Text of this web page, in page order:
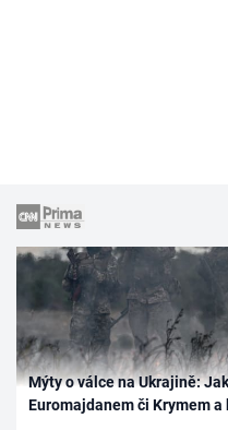
Mýty o válce na Ukrajině:
Euromajdanem či Krymem